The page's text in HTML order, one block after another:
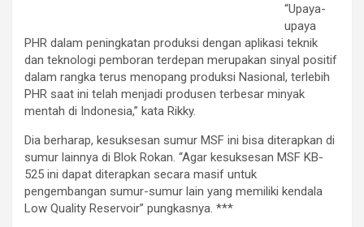
“Upaya-
upaya
PHR dalam peningkatan produksi dengan aplikasi teknik
dan teknologi pemboran terdepan merupakan sinyal positif
dalam rangka terus menopang produksi Nasional, terlebih
PHR saat ini telah menjadi produsen terbesar minyak
mentah di Indonesia,” kata Rikky.
Dia berharap, kesuksesan sumur MSF ini bisa diterapkan di
sumur lainnya di Blok Rokan. “Agar kesuksesan MSF KB-
525 ini dapat diterapkan secara masif untuk
pengembangan sumur-sumur lain yang memiliki kendala
Low Quality Reservoir” pungkasnya. ***